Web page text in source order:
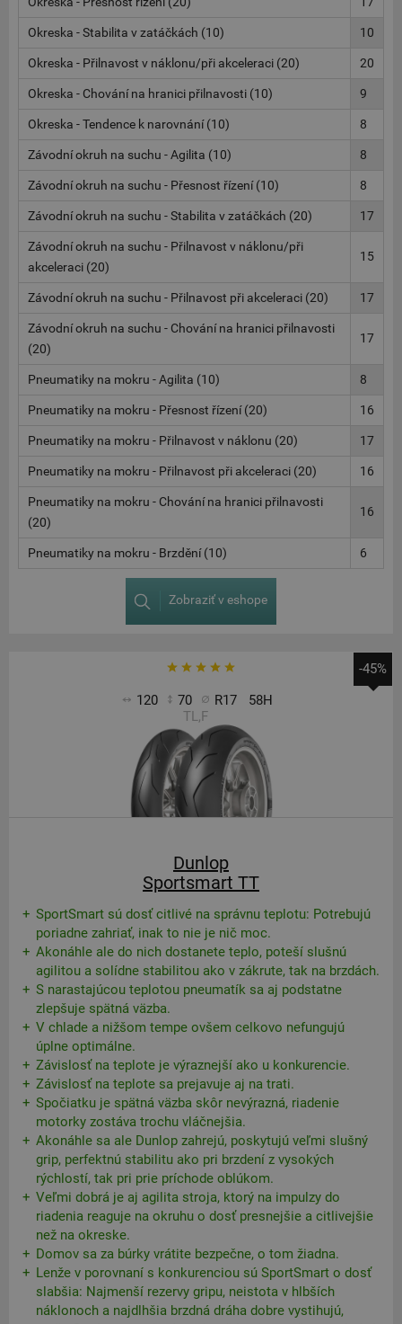
Okreska - Stabilita v zatáčkách (10) 10
Okreska - Přilnavost v náklonu/při akceleraci (20) 20
Okreska - Chování na hranici přilnavosti (10) 9
Okreska - Tendence k narovnání (10) 8
Závodní okruh na suchu - Agilita (10) 8
Závodní okruh na suchu - Přesnost řízení (10) 8
Závodní okruh na suchu - Stabilita v zatáčkách (20) 17
Závodní okruh na suchu - Přilnavost v náklonu/při
akceleraci (20)
15
Závodní okruh na suchu - Přilnavost při akceleraci (20) 17
Závodní okruh na suchu - Chování na hranici přilnavosti
(20)
17
Pneumatiky na mokru - Agilita (10) 8
Pneumatiky na mokru - Přesnost řízení (20) 16
Pneumatiky na mokru - Přilnavost v náklonu (20) 17
Pneumatiky na mokru - Přilnavost při akceleraci (20) 16
Pneumatiky na mokru - Chování na hranici přilnavosti
(20)
16
Pneumatiky na mokru - Brzdění (10) 6
Zobraziť v eshope
120 70 R17
58H
TL,F
-45%
Dunlop
Sportsmart TT
SportSmart sú dosť citlivé na správnu teplotu: Potrebujú
poriadne zahriať, inak to nie je nič moc.
Akonáhle ale do nich dostanete teplo, poteší slušnú
agilitou a solídne stabilitou ako v zákrute, tak na brzdách.
S narastajúcou teplotou pneumatík sa aj podstatne
zlepšuje spätná väzba.
V chlade a nižšom tempe ovšem celkovo nefungujú
úplne optimálne.
Závislosť na teplote je výraznejší ako u konkurencie.
Závislosť na teplote sa prejavuje aj na trati.
Spočiatku je spätná väzba skôr nevýrazná, riadenie
motorky zostáva trochu vláčnejšia.
Akonáhle sa ale Dunlop zahrejú, poskytujú veľmi slušný
grip, perfektnú stabilitu ako pri brzdení z vysokých
rýchlostí, tak pri prie príchode oblúkom.
Veľmi dobrá je aj agilita stroja, ktorý na impulzy do
riadenia reaguje na okruhu o dosť presnejšie a citlivejšie
než na okreske.
Domov sa za búrky vrátite bezpečne, o tom žiadna.
Lenže v porovnaní s konkurenciou sú SportSmart o dosť
slabšia: Najmenší rezervy gripu, neistota v hlbších
náklonoch a najdlhšia brzdná dráha dobre vystihujú,